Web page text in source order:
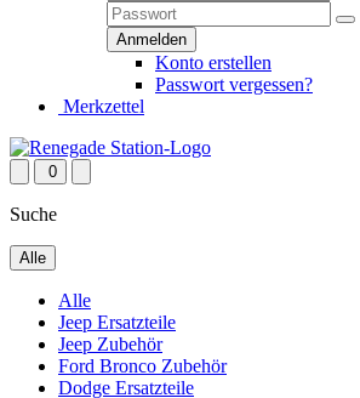
Konto erstellen
Passwort vergessen?
Merkzettel
0
Suche
Alle
Alle
Jeep Ersatzteile
Jeep Zubehör
Ford Bronco Zubehör
Dodge Ersatzteile